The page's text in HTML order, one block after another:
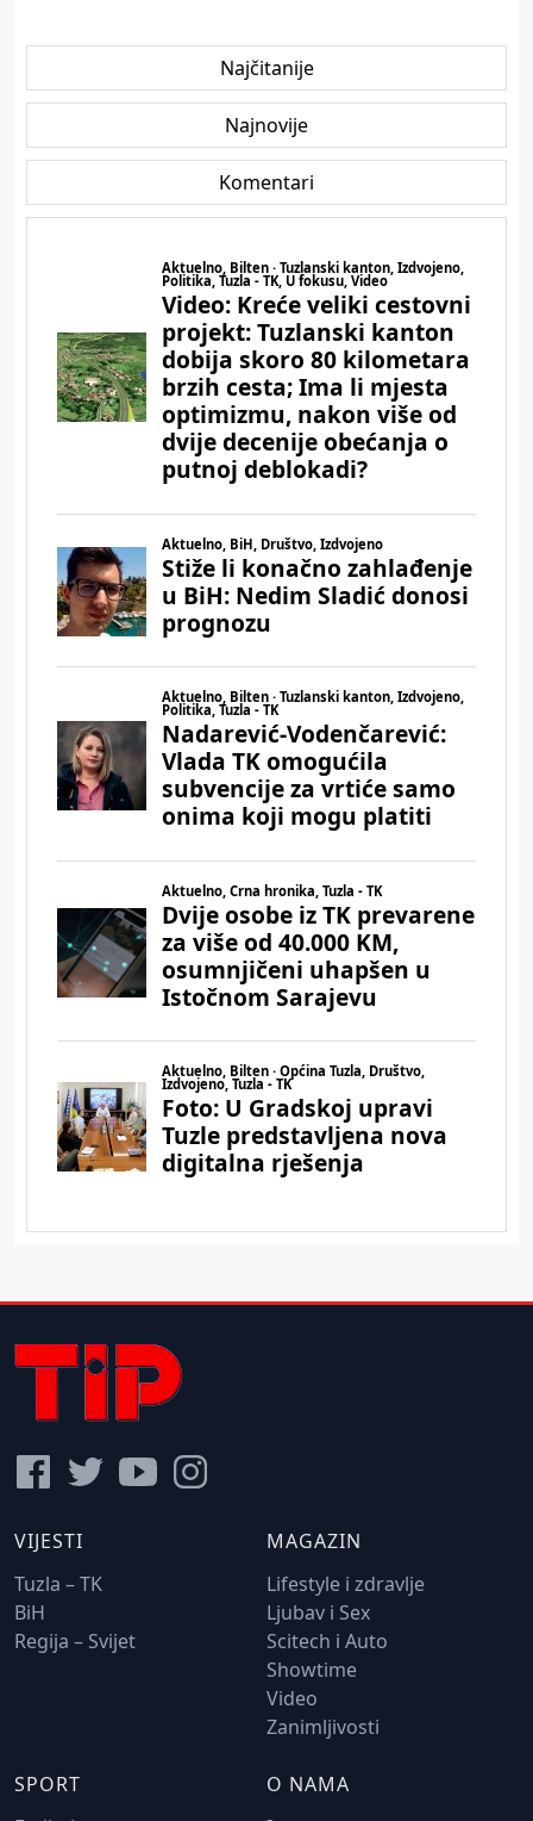
Najčitanije
Najnovije
Komentari
VIJESTI
Tuzla – TK
BiH
Regija – Svijet
MAGAZIN
Lifestyle i zdravlje
Ljubav i Sex
Scitech i Auto
Showtime
Video
Zanimljivosti
SPORT
O NAMA